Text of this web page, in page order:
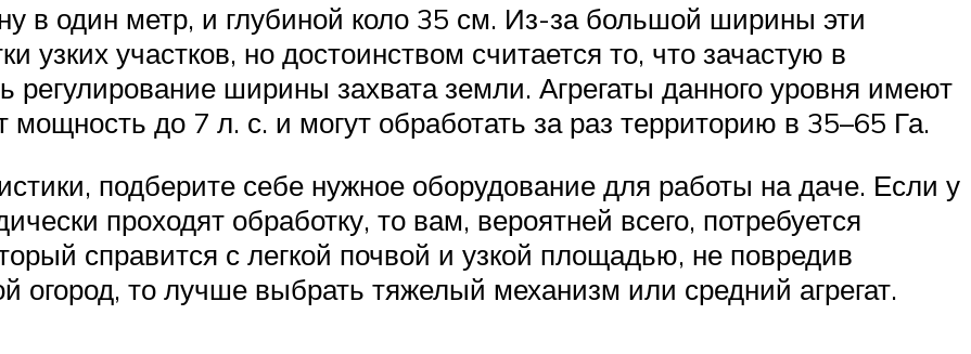
в один метр, и глубиной коло 35 см. Из-за большой ширины эти
узких участков, но достоинством считается то, что зачастую в
регулирование ширины захвата земли. Агрегаты данного уровня имеют
до 7 л. с. и могут обработать за раз территорию в 35–65 Га.
подберите себе нужное оборудование для работы на даче. Если у
проходят обработку, то вам, вероятней всего, потребуется
справится с легкой почвой и узкой площадью, не повредив
огород, то лучше выбрать тяжелый механизм или средний агрегат.